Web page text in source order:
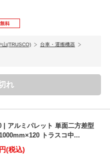
山(TRUSCO) 台車・運搬機器
れ
| アルミパレット 単面二方差型
トラスコ中...
円(税込)